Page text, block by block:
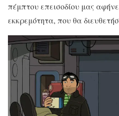
πέμπτου επεισοδίου μας
εκκρεμότητα, που θα